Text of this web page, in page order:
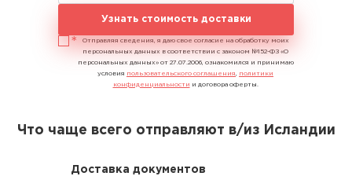
Узнать стоимость доставки
Отправляя сведения, я даю свое согласие на обработку моих
персональных данных в соответствии с законом №152-ФЗ «О
персональных данных» от 27.07.2006, ознакомился и принимаю
условия пользовательского соглашения
политики
конфиденциальности и договора оферты.
Что чаще всего отправляют в/из Исландии
Доставка документов